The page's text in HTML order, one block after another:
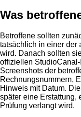
Was
Betroffene sollten
tatsächlich in einer der
wird. Danach sollten
offiziellen
Screenshots der
Rechnungsnummern,
Hinweis mit Datum.
später eine Erstattung,
Prüfung verlangt wird.